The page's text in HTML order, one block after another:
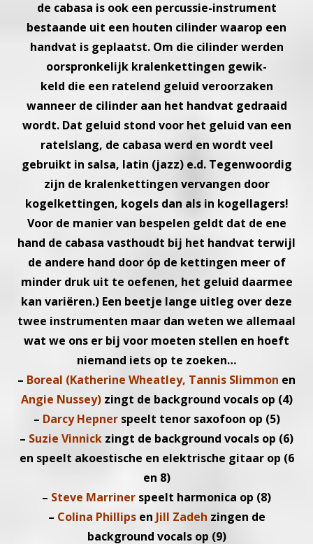
de cabasa is ook een percussie-instrument
bestaande uit een houten cilinder waarop een
handvat is geplaatst. Om die cilinder werden
oorspronkelijk kralenkettingen gewik-
keld die een ratelend geluid veroorzaken
wanneer de cilinder aan het handvat gedraaid
wordt. Dat geluid stond voor het geluid van een
ratelslang, de cabasa werd en wordt veel
gebruikt in salsa, latin (jazz) e.d. Tegenwoordig
zijn de kralenkettingen vervangen door
kogelkettingen, kogels dan als in kogellagers!
Voor de manier van bespelen geldt dat de ene
hand de cabasa vasthoudt bij het handvat terwijl
de andere hand door óp de kettingen meer of
minder druk uit te oefenen, het geluid daarmee
kan variëren.) Een beetje lange uitleg over deze
twee instrumenten maar dan weten we allemaal
wat we ons er bij voor moeten stellen en hoeft
niemand iets op te zoeken…
– Boreal (Katherine Wheatley, Tannis Slimmon en
Angie Nussey) zingt de background vocals op (4)
– Darcy Hepnerspeelt tenor saxofoon op (5)
– Suzie Vinnick zingt de background vocals op (6)
en speelt akoestische en elektrische gitaar op (6
en 8)
– Steve Marriner speelt harmonica op (8)
– Colina Phillipsen Jill Zadeh zingen de
background vocals op (9)